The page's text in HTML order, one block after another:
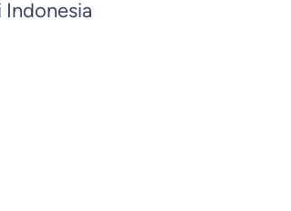
Indonesia